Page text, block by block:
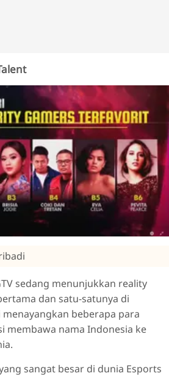
sedang menunjukkan reality
dan satu-satunya di
menayangkan beberapa para
membawa nama Indonesia ke
sangat besar di dunia Esports